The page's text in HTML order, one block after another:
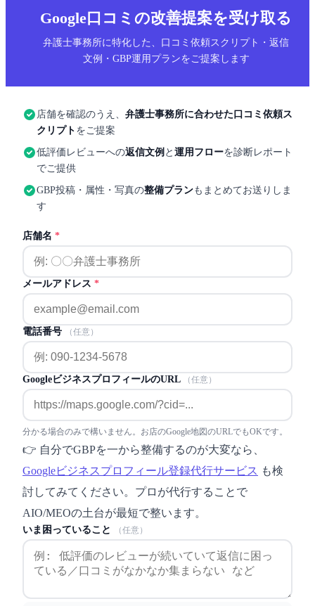
Google口コミの改善提案を受け取る
弁護士事務所に特化した、口コミ依頼スクリプト・返信
文例・GBP運用プランをご提案します
店舗を確認のうえ、 弁護士事務所に合わせた口コミ依頼ス
クリプト をご提案
低評価レビューへの返信文例 と 運用フローを診断レポート
でご提供
GBP投稿・属性・写真の整備プランもまとめてお送りしま
す
店舗名 *
メールアドレス *
電話番号 （任意）
GoogleビジネスプロフィールのURL （任意）
分かる場合のみで構いません。お店のGoogle地図のURLでもOKです。
👉 自分でGBPを一から整備するのが大変なら、
Googleビジネスプロフィール登録代行サービス も検
討してみてください。プロが代行することで
AIO/MEOの土台が最短で整います。
いま困っていること （任意）